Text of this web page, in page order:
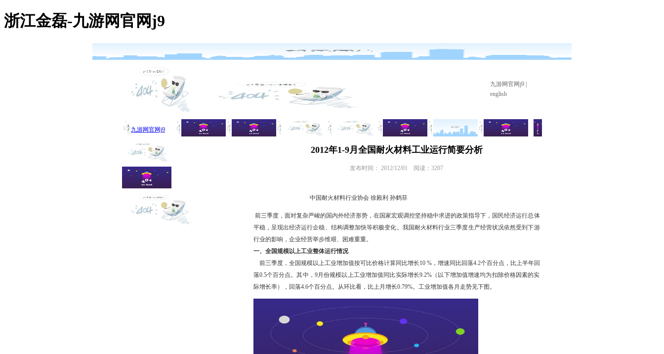
浙江金磊-九游网官网j9
九游网官网j9 |
english
九游网官网j9
2012年1-9月全国耐火材料工业运行简要分析
发布时间： 2012/12/01 阅读：3207
中国耐火材料行业协会 徐殿利 孙鹤菲
前三季度，面对复杂严峻的国内外经济形势，在国家宏观调控坚持稳中求进的政策指导下，国民经济运行总体
平稳，呈现出经济运行企稳、结构调整加快等积极变化。我国耐火材料行业三季度生产经营状况依然受到下游
行业的影响，企业经营举步维艰、困难重重。
一、全国规模以上工业整体运行情况
前三季度，全国规模以上工业增加值按可比价格计算同比增长10 %，增速同比回落4.2个百分点，比上半年回
落0.5个百分点。其中，9月份规模以上工业增加值同比实际增长9.2%（以下增加值增速均为扣除价格因素的实
际增长率），回落4.6个百分点。从环比看，比上月增长0.79%。工业增加值各月走势见下图。